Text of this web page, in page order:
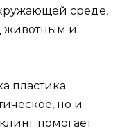
среде,
животным и
пластика
но и
помогает